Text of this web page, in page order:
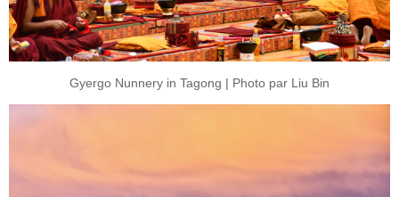
Gyergo Nunnery in Tagong | Photo par Liu Bin